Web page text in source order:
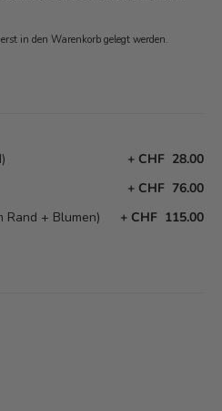
in den Warenkorb gelegt werden.
+ CHF 28.00
+ CHF 76.00
Rand + Blumen)
+ CHF 115.00